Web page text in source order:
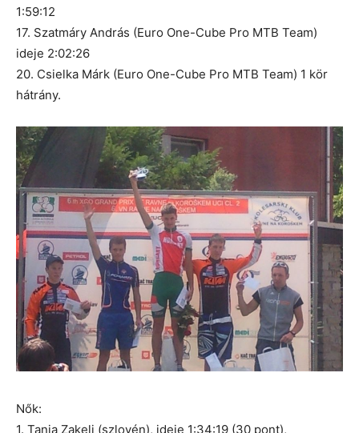
1:59:12
17. Szatmáry András (Euro One-Cube Pro MTB Team)
ideje 2:02:26
20. Csielka Márk (Euro One-Cube Pro MTB Team) 1 kör
hátrány.
Nők:
1. Tanja Zakelj (szlovén), ideje 1:34:19 (30 pont),